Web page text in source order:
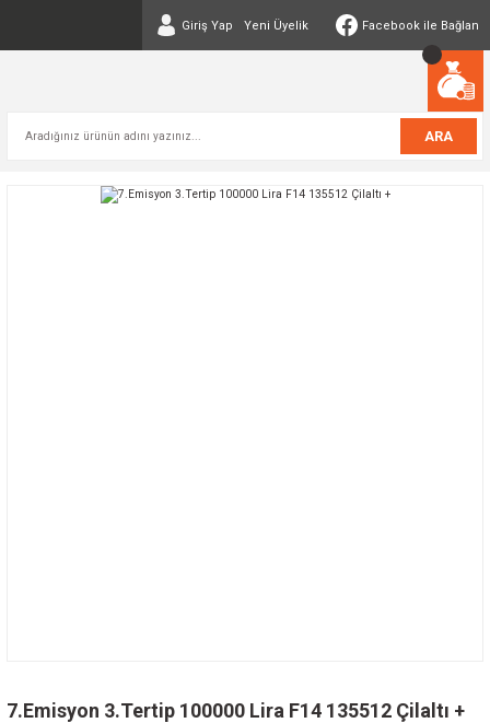
Giriş Yap Yeni Üyelik Facebook ile Bağlan
ARA
7.Emisyon 3.Tertip 100000 Lira F14 135512 Çilaltı +